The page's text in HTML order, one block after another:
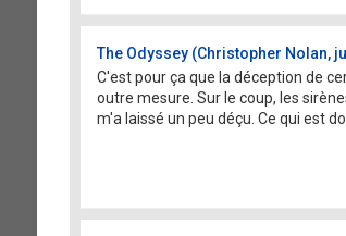
The Odyssey (Christopher Nolan,
C'est pour ça que la déception de
outre mesure. Sur le coup, les
m'a laissé un peu déçu. Ce qui est